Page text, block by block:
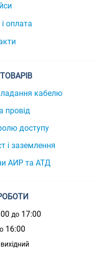
оплата
кабелю
провід
доступу
і заземлення
АИР та АТД
до 17:00
16:00
вихідний